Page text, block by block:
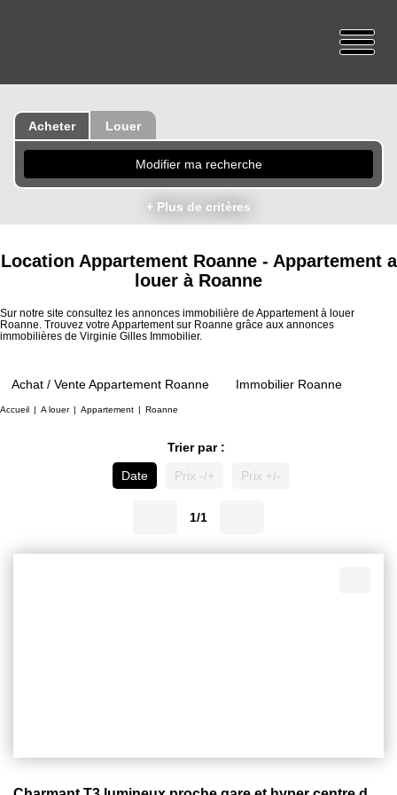
Acheter Louer
Modifier ma recherche
+ Plus de critères
Location Appartement Roanne - Appartement a
louer à Roanne
Sur notre site consultez les annonces immobilière de Appartement à louer
Roanne. Trouvez votre Appartement sur Roanne grâce aux annonces
immobilières de Virginie Gilles Immobilier.
Achat / Vente Appartement Roanne Immobilier Roanne
Accueil A louer Appartement Roanne
Trier par :
Date
Prix -/+ Prix +/-
1/1